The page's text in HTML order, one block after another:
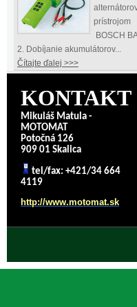
prístrojom
BOSCH
2. Dobíjanie akumulátorov...
Čítajte ďalej >>>
KONTAKT
Mikuláš Matula -
MOTOMAT
Potočná 126
909 01 Skalica
tel/fax: +421/34 664
4119
http://www.motomat.sk